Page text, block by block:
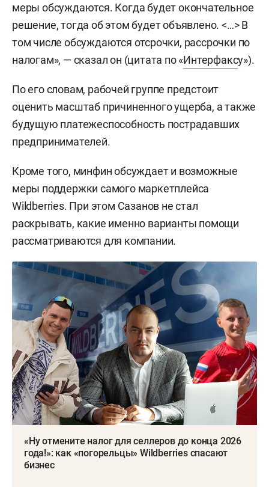
меры обсуждаются. Когда будет окончательное
решение, тогда об этом будет объявлено. <…> В
том числе обсуждаются отсрочки, рассрочки по
налогам», — сказал он (цитата по «Интерфаксу»).
По его словам, рабочей группе предстоит
оценить масштаб причиненного ущерба, а также
будущую платежеспособность пострадавших
предпринимателей.
Кроме того, минфин обсуждает и возможные
меры поддержки самого маркетплейса
Wildberries. При этом Сазанов не стал
раскрывать, какие именно варианты помощи
рассматриваются для компании.
«Ну отмените налог для селлеров до конца 2026
года!»: как «погорельцы» Wildberries спасают
бизнес